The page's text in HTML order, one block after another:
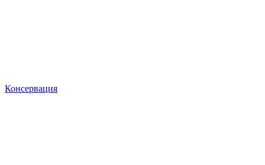
Консервация